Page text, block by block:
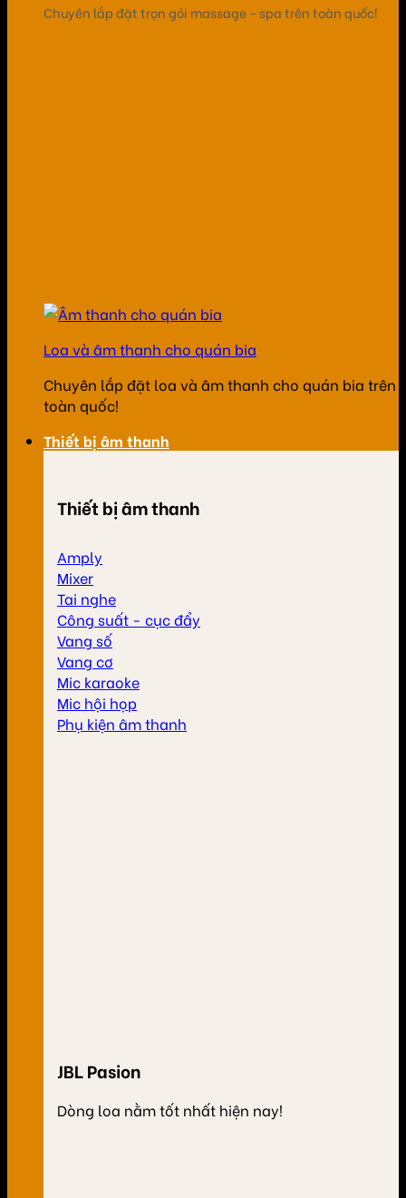
Chuyên lắp đặt trọn gói massage - spa trên toàn quốc!
Loa và âm thanh cho quán bia
Chuyên lắp đặt loa và âm thanh cho quán bia trên
toàn quốc!
Thiết bị âm thanh
Thiết bị âm thanh
Amply
Mixer
Tai nghe
Công suất - cục đẩy
Vang số
Vang cơ
Mic karaoke
Mic hội họp
Phụ kiện âm thanh
JBL Pasion
Dòng loa nằm tốt nhất hiện nay!